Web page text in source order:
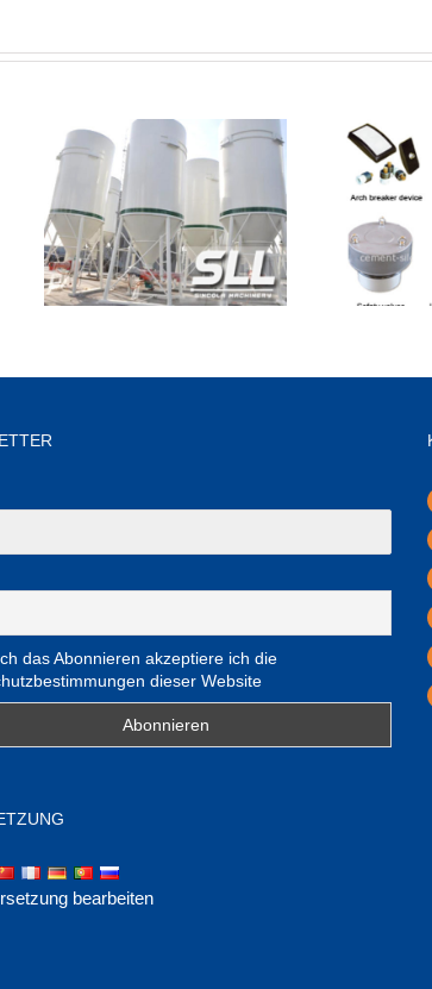
das Abonnieren akzeptiere ich die
dieser Website
bearbeiten